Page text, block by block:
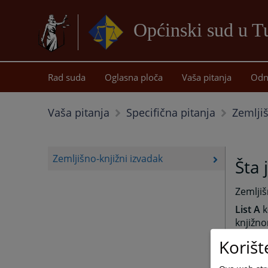
Općinski sud u
Rad suda Oglasna ploča Vaša pitanja
Vaša pitanja Specifična pitanja
Zemljišno-knjižni izvadak Šta
List A